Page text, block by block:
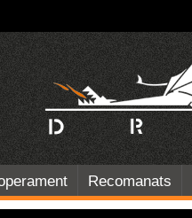
Recomanats